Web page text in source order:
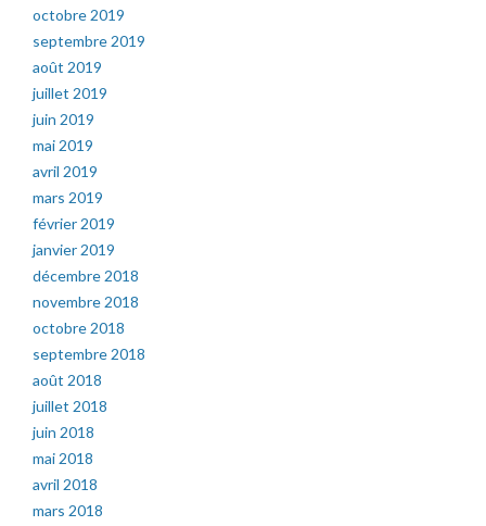
octobre 2019
septembre 2019
août 2019
juillet 2019
juin 2019
mai 2019
avril 2019
mars 2019
février 2019
janvier 2019
décembre 2018
novembre 2018
octobre 2018
septembre 2018
août 2018
juillet 2018
juin 2018
mai 2018
avril 2018
mars 2018